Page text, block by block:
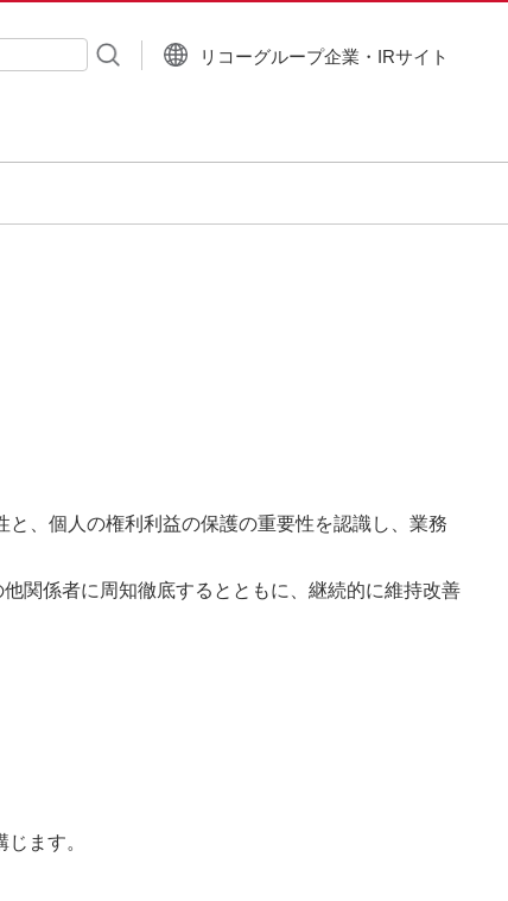
リコーグループ企業・IRサイト
、個人の権利利益の保護の重要性を認識し、業務
関係者に周知徹底するとともに、継続的に維持改善
ます。